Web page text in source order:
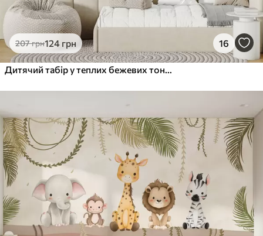
207грн124 грн 16